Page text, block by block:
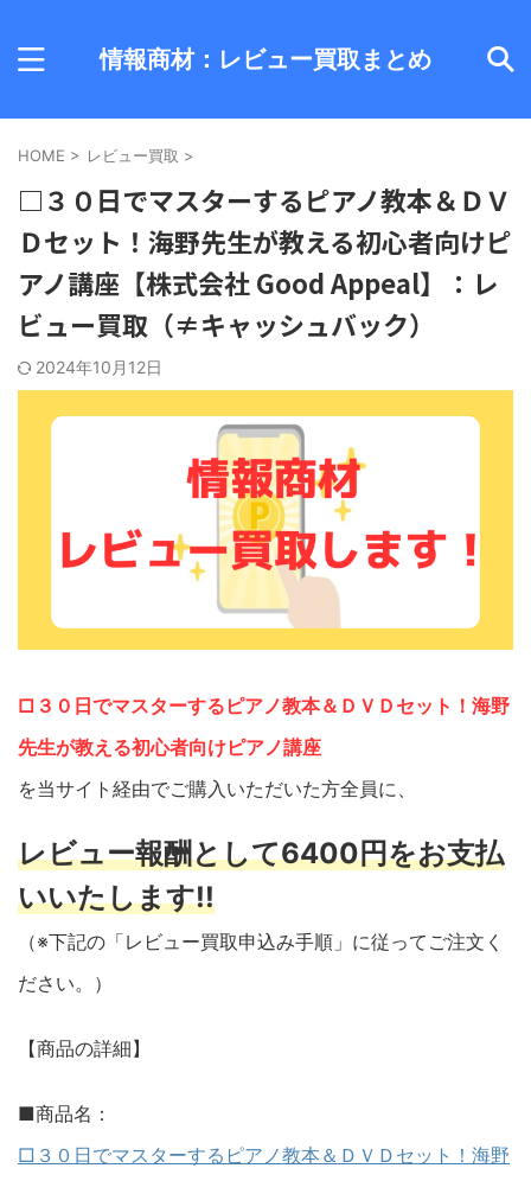
情報商材：レビュー買取まとめ
HOME > レビュー買取 >
□３０日でマスターするピアノ教本＆ＤＶ
Ｄセット！海野先生が教える初心者向けピ
アノ講座【株式会社 Good Appeal】：レ
ビュー買取（≠キャッシュバック）
2024年10月12日
□３０日でマスターするピアノ教本＆ＤＶＤセット！海野
先生が教える初心者向けピアノ講座
を当サイト経由でご購入いただいた方全員に、
レビュー報酬として6400円をお支払
いいたします!!
（※下記の「レビュー買取申込み手順」に従ってご注文く
ださい。）
【商品の詳細】
■商品名：
□３０日でマスターするピアノ教本＆ＤＶＤセット！海野